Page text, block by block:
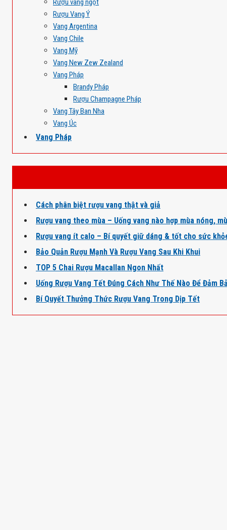
Rượu vang ngọt
Rượu Vang Ý
Vang Argentina
Vang Chile
Vang Mỹ
Vang New Zew Zealand
Vang Pháp
Brandy Pháp
Rượu Champagne Pháp
Vang Tây Ban Nha
Vang Úc
Vang Pháp
Cách phân biệt rượu vang thật và giả
Rượu vang theo mùa – Uống vang nào hợp mùa nóng,
Rượu vang ít calo – Bí quyết giữ dáng & tốt cho sức
Bảo Quản Rượu Mạnh Và Rượu Vang Sau Khi Khui
TOP 5 Chai Rượu Macallan Ngon Nhất
Uống Rượu Vang Tết Đúng Cách Như Thế Nào Để Đảm
Bí Quyết Thưởng Thức Rượu Vang Trong Dịp Tết